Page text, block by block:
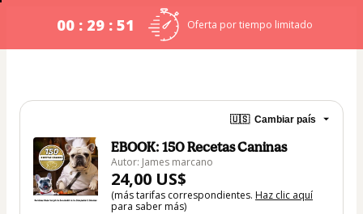
00 : 29 : 51 Oferta por tiempo limitado
🇺🇸 Cambiar país
EBOOK: 150 Recetas Caninas
Autor: James marcano
24,00 US$
(más tarifas correspondientes. Haz clic aquí
para saber más)